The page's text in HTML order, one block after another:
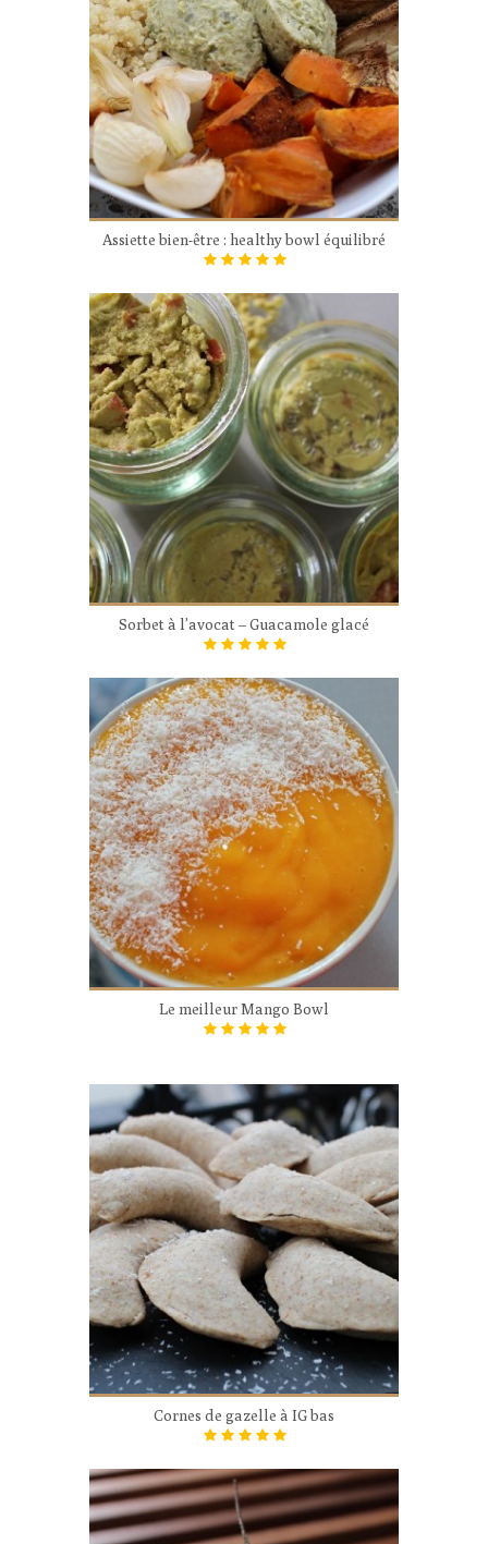
Assiette bien-être : healthy bowl équilibré
Sorbet à l’avocat – Guacamole glacé
Le meilleur Mango Bowl
Cornes de gazelle à IG bas